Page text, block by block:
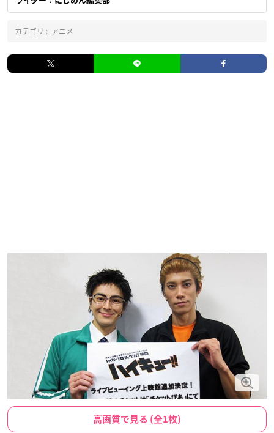
カテゴリ : アニメ
高画質で見る (全1枚)